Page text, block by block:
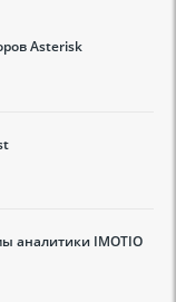
Asterisk
аналитики IMOTIO